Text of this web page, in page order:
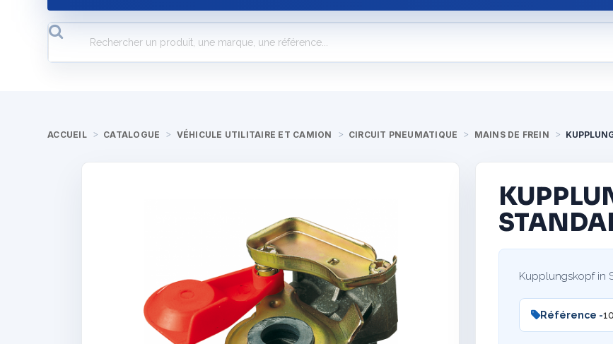
ACCUEIL CATALOGUE VÉHICULE UTILITAIRE ET CAMION CIRCUIT PNEUMATIQUE MAINS DE FREIN
Kupplungskopf in
Référence -